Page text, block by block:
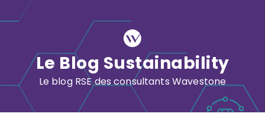
k
o
Le Blog Sustainability
Le blog RSE des consultants Wavestone